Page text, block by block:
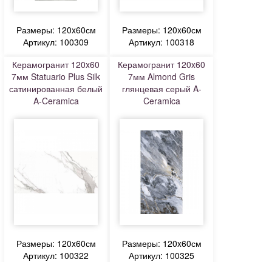
Размеры: 120x60см
Артикул: 100309
Размеры: 120x60см
Артикул: 100318
Керамогранит 120x60
7мм Statuario Plus Silk
сатинированная белый
A-Ceramica
Размеры: 120x60см
Артикул: 100322
Керамогранит 120x60
7мм Almond Gris
глянцевая серый A-
Ceramica
Размеры: 120x60см
Артикул: 100325